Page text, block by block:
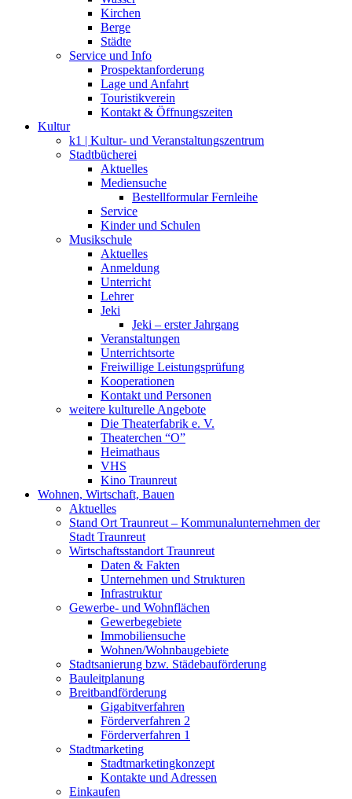
Kirchen
Berge
Städte
Service und Info
Prospektanforderung
Lage und Anfahrt
Touristikverein
Kontakt & Öffnungszeiten
Kultur
k1 | Kultur- und Veranstaltungszentrum
Stadtbücherei
Aktuelles
Mediensuche
Bestellformular Fernleihe
Service
Kinder und Schulen
Musikschule
Aktuelles
Anmeldung
Unterricht
Lehrer
Jeki
Jeki – erster Jahrgang
Veranstaltungen
Unterrichtsorte
Freiwillige Leistungsprüfung
Kooperationen
Kontakt und Personen
weitere kulturelle Angebote
Die Theaterfabrik e. V.
Theaterchen “O”
Heimathaus
VHS
Kino Traunreut
Wohnen, Wirtschaft, Bauen
Aktuelles
Stand Ort Traunreut – Kommunalunternehmen der
Stadt Traunreut
Wirtschaftsstandort Traunreut
Daten & Fakten
Unternehmen und Strukturen
Infrastruktur
Gewerbe- und Wohnflächen
Gewerbegebiete
Immobiliensuche
Wohnen/Wohnbaugebiete
Stadtsanierung bzw. Städebauförderung
Bauleitplanung
Breitbandförderung
Gigabitverfahren
Förderverfahren 2
Förderverfahren 1
Stadtmarketing
Stadtmarketingkonzept
Kontakte und Adressen
Einkaufen